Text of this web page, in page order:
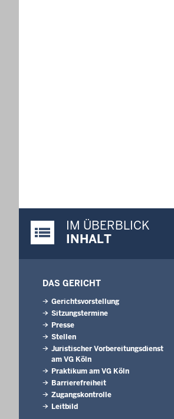
Justiz-Portal im Überblick:
IM ÜBERBLICK
INHALT
DAS GERICHT
Gerichtsvorstellung
Sitzungstermine
Presse
Stellen
Juristischer Vorbereitungsdienst
am VG Köln
Praktikum am VG Köln
Barrierefreiheit
Zugangskontrolle
Leitbild